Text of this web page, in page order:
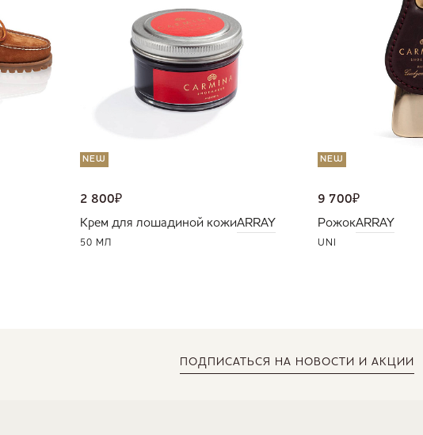
NEW
2 800₽
Крем для лошадиной кожиARRAY
50 МЛ
NEW
9 700₽
РожокARRAY
UNI
ПОДПИСАТЬСЯ НА НОВОСТИ И АКЦИИ